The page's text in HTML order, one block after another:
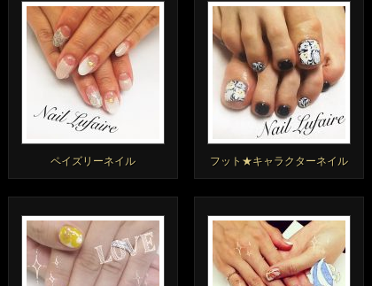
ペイズリーネイル フット★キャラクターネイル